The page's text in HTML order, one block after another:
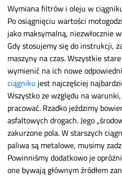
Wymiana filtrów i oleju w
Po osiągnięciu wartości
jako maksymalną, niezwłocznie
Gdy stosujemy się do instrukcji,
maszyny na czas. Wszystkie
wymienić na ich nowe
ciągnikujest najczęściej
Wszystko ze względu na
pracować. Rzadko jeździmy
asfaltowych drogach. Jego
zakurzone pola. W starszych
paliwa są metalowe, musimy
Powinniśmy dodatkowo je
one bywają głównym źródłem